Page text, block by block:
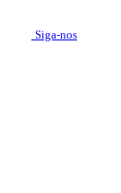
Siga-nos